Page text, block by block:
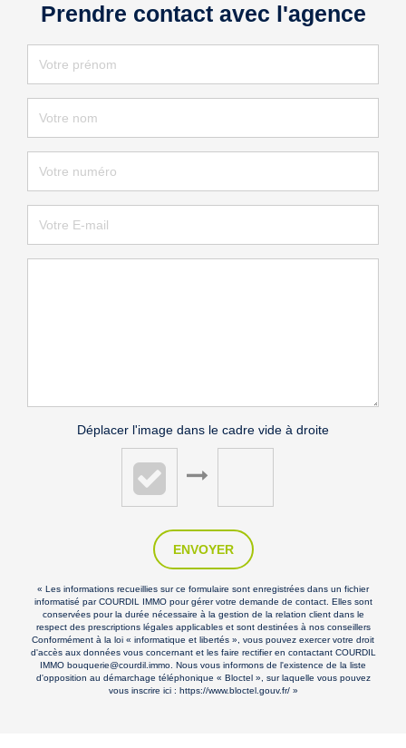
Prendre contact avec l'agence
Déplacer l'image dans le cadre vide à droite
ENVOYER
« Les informations recueillies sur ce formulaire sont enregistrées dans un fichier
informatisé par COURDIL IMMO pour gérer votre demande de contact. Elles sont
conservées pour la durée nécessaire à la gestion de la relation client dans le
respect des prescriptions légales applicables et sont destinées à nos conseillers
Conformément à la loi « informatique et libertés », vous pouvez exercer votre droit
d'accès aux données vous concernant et les faire rectifier en contactant COURDIL
IMMO bouquerie@courdil.immo. Nous vous informons de l'existence de la liste
d'opposition au démarchage téléphonique « Bloctel », sur laquelle vous pouvez
vous inscrire ici : https://www.bloctel.gouv.fr/»